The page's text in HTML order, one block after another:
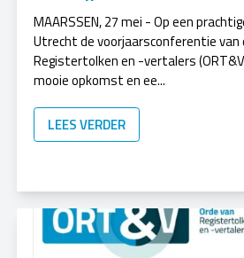
MAARSSEN, 27 mei - Op een
Utrecht de voorjaarsconferentie van
Registertolken en -vertalers
mooie opkomst en ee...
LEES VERDER